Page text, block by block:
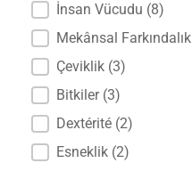
İnsan Vücudu (8)
Mekânsal Farkındalık
Çeviklik (3)
Bitkiler (3)
Dextérité (2)
Esneklik (2)